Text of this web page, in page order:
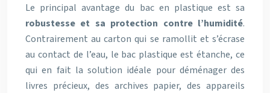
Le principal avantage du bac en plastique est sa
robustesse et sa protection contre l’humidité.
Contrairement au carton qui se ramollit et s’écrase
au contact de l’eau, le bac plastique est étanche, ce
qui en fait la solution idéale pour déménager des
livres précieux, des archives papier, des appareils